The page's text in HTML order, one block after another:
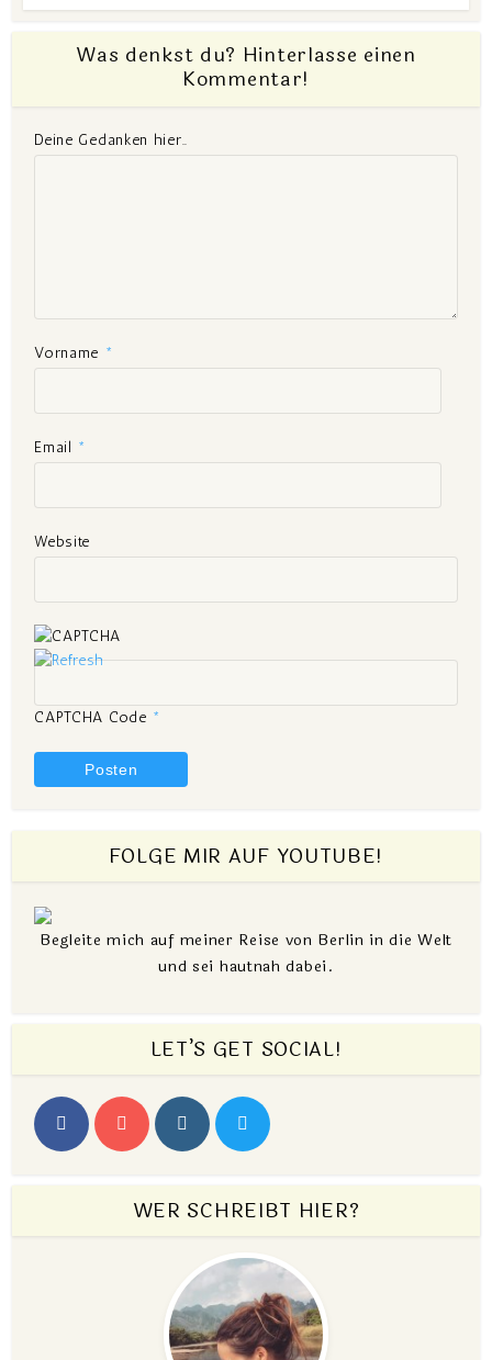
Was denkst du? Hinterlasse einen
Kommentar!
Deine Gedanken hier..
Vorname *
Email *
Website
CAPTCHA Code *
FOLGE MIR AUF YOUTUBE!
Begleite mich auf meiner Reise von Berlin in die Welt
und sei hautnah dabei.
LET’S GET SOCIAL!
WER SCHREIBT HIER?